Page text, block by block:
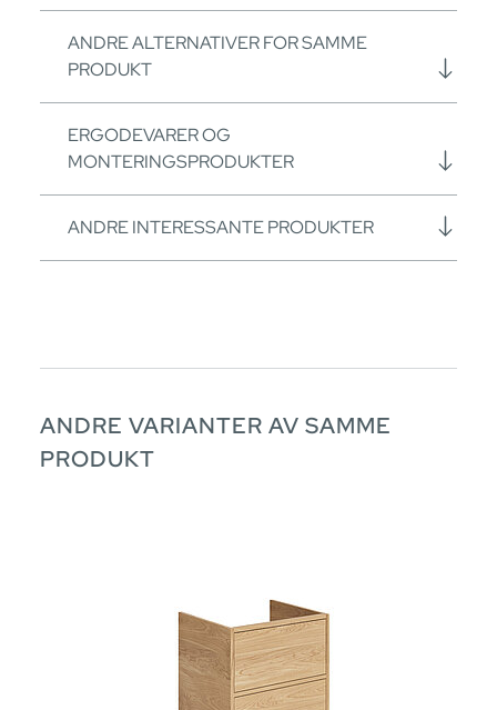
ANDRE ALTERNATIVER FOR SAMME
PRODUKT
ERGODEVARER OG
MONTERINGSPRODUKTER
ANDRE INTERESSANTE PRODUKTER
ANDRE VARIANTER AV SAMME
PRODUKT